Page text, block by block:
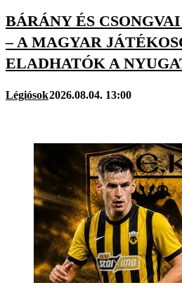
BÁRÁNY ÉS
– A MAGYAR
ELADHATÓK A
Légiósok2026.08.04. 13:00